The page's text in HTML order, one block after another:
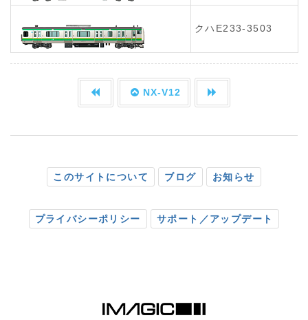
クハE233-3503
NX-V12
このサイトについて ブログ お知らせ
プライバシーポリシー サポート／アップデート